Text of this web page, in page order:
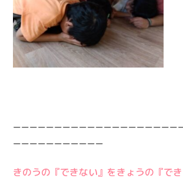
ーーーーーーーーーーーーーーーーーーーー
ーーーーーーーーーーー
きのうの『できない』をきょうの『で